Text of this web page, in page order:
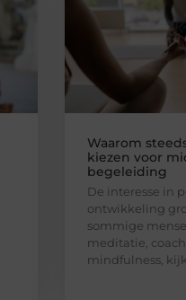
Waarom
kiezen voor
begeleiding
De interesse in
ontwikkeling
sommige
meditatie,
mindfulness,